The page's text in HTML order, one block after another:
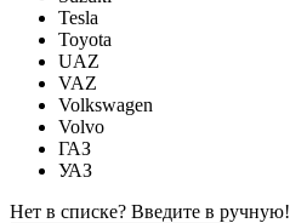
Tesla
Toyota
UAZ
VAZ
Volkswagen
Volvo
ГАЗ
УАЗ
Нет в списке? Введите в ручную!